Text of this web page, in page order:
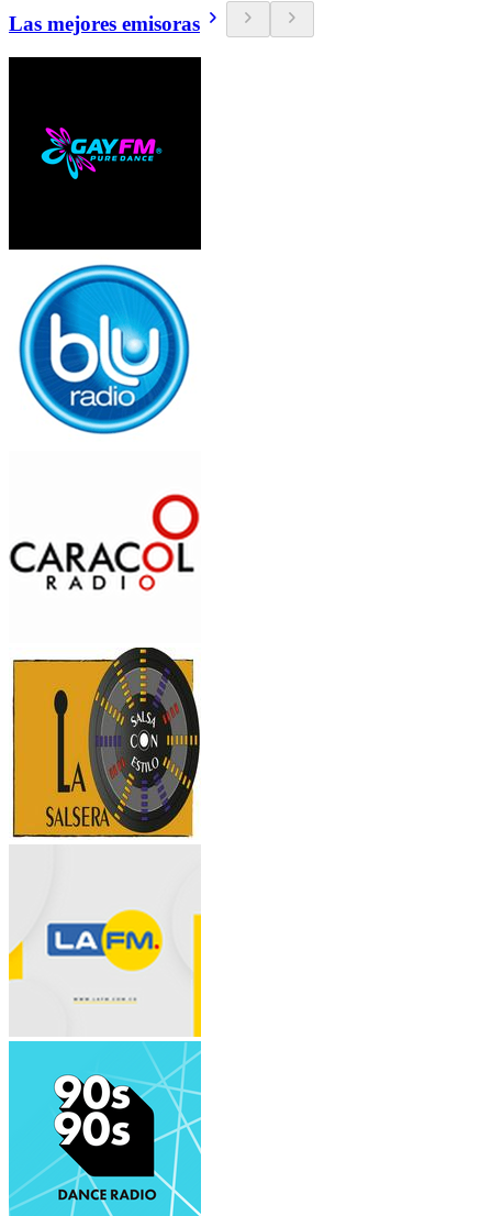
Las mejores emisoras